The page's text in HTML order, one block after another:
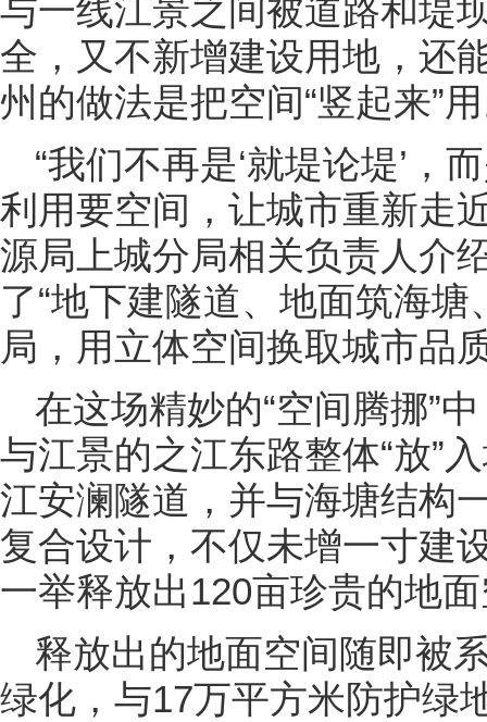
与一线江景之间被道路和堤
全，又不新增建设用地，还
州的做法是把空间“竖起来”
“我们不再是‘就堤论堤’，
利用要空间，让城市重新走
源局上城分局相关负责人介
了“地下建隧道、地面筑海
局，用立体空间换取城市品
在这场精妙的“空间腾挪”
与江景的之江东路整体“放”
江安澜隧道，并与海塘结构
复合设计，不仅未增一寸建
一举释放出120亩珍贵的地
释放出的地面空间随即被
绿化，与17万平方米防护绿